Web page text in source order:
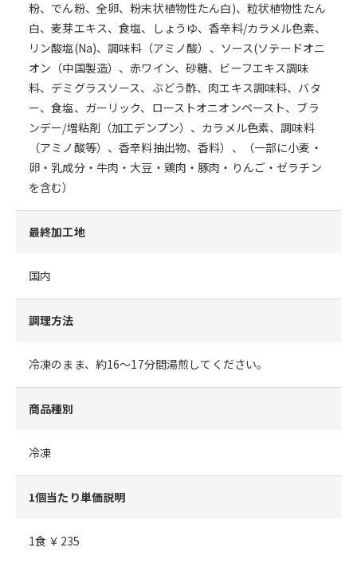
粉、でん粉、全卵、粉末状植物性たん白)、粒状植物性たん
白、麦芽エキス、食塩、しょうゆ、香辛料/カラメル色素、
リン酸塩(Na)、調味料（アミノ酸）、ソース(ソテードオニ
オン（中国製造）、赤ワイン、砂糖、ビーフエキス調味
料、デミグラスソース、ぶどう酢、肉エキス調味料、バタ
ー、食塩、ガーリック、ローストオニオンペースト、ブラ
ンデー/増粘剤（加工デンプン）、カラメル色素、調味料
（アミノ酸等）、香辛料抽出物、香料）、（一部に小麦・
卵・乳成分・牛肉・大豆・鶏肉・豚肉・りんご・ゼラチン
を含む）
最終加工地
国内
調理方法
冷凍のまま、約16～17分間湯煎してください。
商品種別
冷凍
1個当たり単価説明
1食 ￥235